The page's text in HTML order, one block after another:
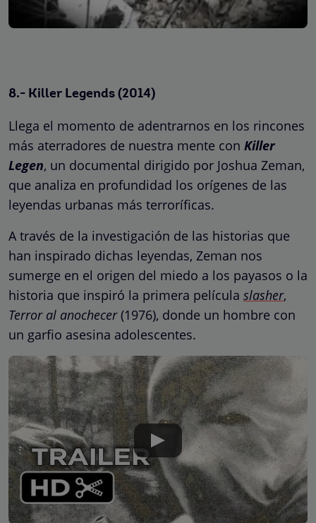
8.- Killer Legends (2014)
Llega el momento de adentrarnos en los rincones
más aterradores de nuestra mente con Killer
Legen, un documental dirigido por Joshua Zeman,
que analiza en profundidad los orígenes de las
leyendas urbanas más terroríficas.
A través de la investigación de las historias que
han inspirado dichas leyendas, Zeman nos
sumerge en el origen del miedo a los payasos o la
historia que inspiró la primera película slasher,
Terror al anochecer(1976), donde un hombre con
un garfio asesina adolescentes.